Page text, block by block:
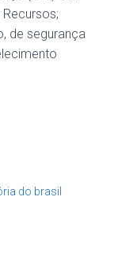
de segurança
do brasil